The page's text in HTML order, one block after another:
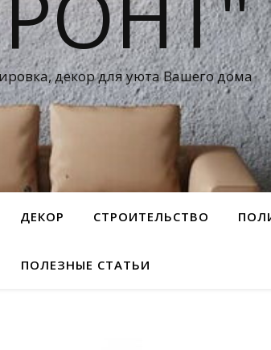
декор для уюта Вашего дома
ДЕКОР СТРОИТЕЛЬСТВО
ПОЛЕЗНЫЕ СТАТЬИ